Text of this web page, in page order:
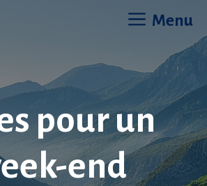
Menu
pour un
end